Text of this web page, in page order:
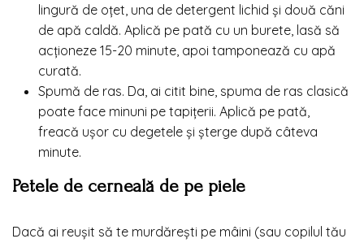
lingură de oțet, una de detergent lichid și două căni
de apă caldă. Aplică pe pată cu un burete, lasă să
acționeze 15-20 minute, apoi tamponează cu apă
curată.
Spumă de ras. Da, ai citit bine, spuma de ras clasică
poate face minuni pe tapițerii. Aplică pe pată,
freacă ușor cu degetele și șterge după câteva
minute.
Petele de cerneală de pe piele
Dacă ai reușit să te murdărești pe mâini (sau copilul tău